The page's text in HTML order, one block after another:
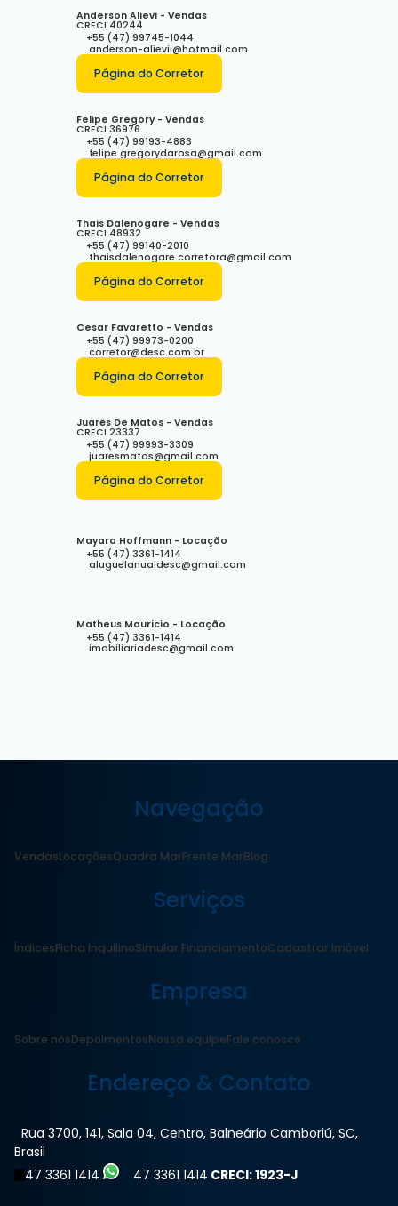
Anderson Alievi - Vendas
CRECI 40244
+55 (47) 99745-1044
anderson-alievii@hotmail.com
Página do Corretor
Felipe Gregory - Vendas
CRECI 36976
+55 (47) 99193-4883
felipe.gregorydarosa@gmail.com
Página do Corretor
Thais Dalenogare - Vendas
CRECI 48932
+55 (47) 99140-2010
thaisdalenogare.corretora@gmail.com
Página do Corretor
Cesar Favaretto - Vendas
+55 (47) 99973-0200
corretor@desc.com.br
Página do Corretor
Juarês De Matos - Vendas
CRECI 23337
+55 (47) 99993-3309
juaresmatos@gmail.com
Página do Corretor
Mayara Hoffmann - Locação
+55 (47) 3361-1414
aluguelanualdesc@gmail.com
Matheus Mauricio - Locação
+55 (47) 3361-1414
imobiliariadesc@gmail.com
Navegação
VendasLocaçõesQuadra MarFrente MarBlog
Serviços
ÍndicesFicha InquilinoSimular FinanciamentoCadastrar Imóvel
Empresa
Sobre nósDepoimentosNossa equipeFale conosco
Endereço & Contato
Rua 3700, 141, Sala 04, Centro, Balneário Camboriú, SC,
Brasil
47 3361 1414
47 3361 1414 CRECI: 1923-J